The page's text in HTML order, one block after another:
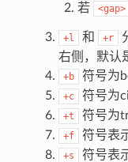
若
<gap>
+l 和 +r
右侧，默认
+b 符号为
+c 符号为
+t 符号为
+f 符号表
+s
符号表